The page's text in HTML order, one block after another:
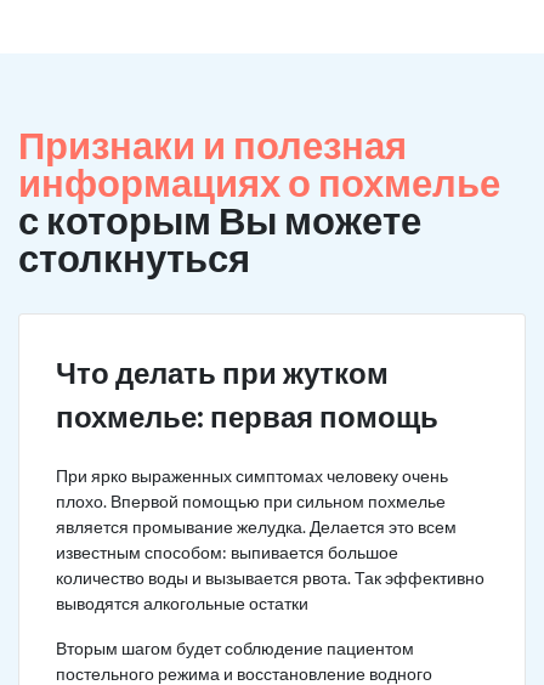
Признаки и полезная
информациях о похмелье
с которым Вы можете
столкнуться
Что делать при жутком
похмелье: первая помощь
При ярко выраженных симптомах человеку очень
плохо. Впервой помощью при сильном похмелье
является промывание желудка. Делается это всем
известным способом: выпивается большое
количество воды и вызывается рвота. Так эффективно
выводятся алкогольные остатки
Вторым шагом будет соблюдение пациентом
постельного режима и восстановление водного